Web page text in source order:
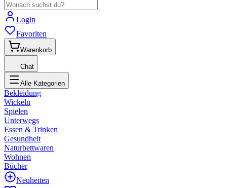
Login
Favoriten
Warenkorb
Chat
Alle Kategorien
Bekleidung
Wickeln
Spielen
Unterwegs
Essen & Trinken
Gesundheit
Naturbettwaren
Wohnen
Bücher
Neuheiten